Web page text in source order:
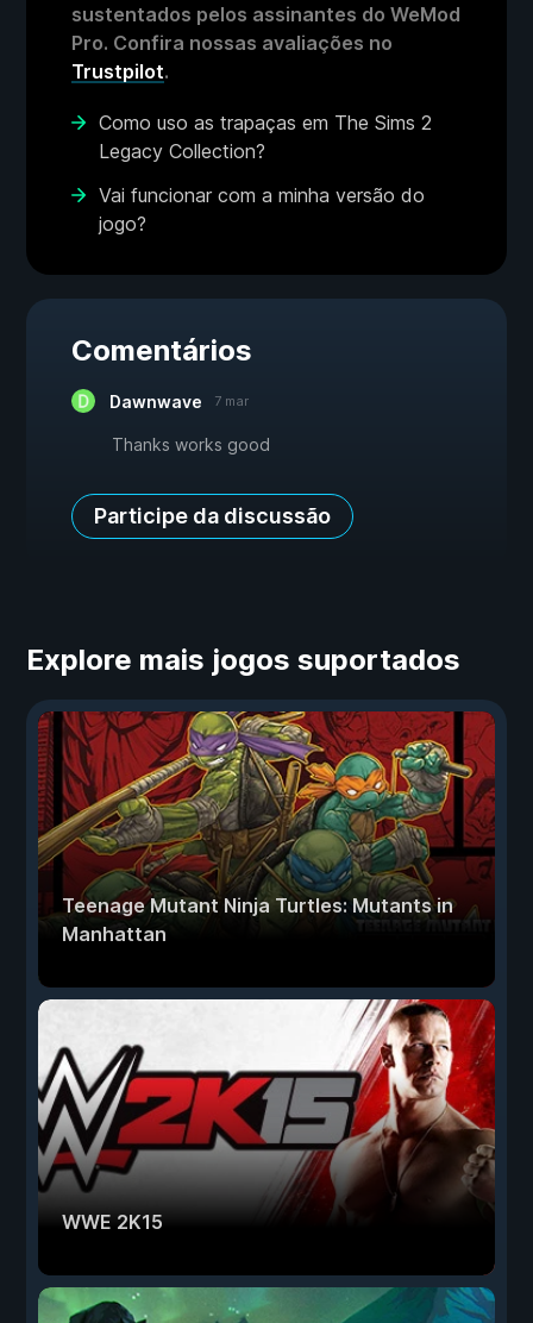
sustentados pelos assinantes do WeMod
Pro. Confira nossas avaliações no
Trustpilot.
Como uso as trapaças em The Sims 2
Legacy Collection?
Vai funcionar com a minha versão do
jogo?
Comentários
Dawnwave 7 mar
Thanks works good
Participe da discussão
Explore mais jogos suportados
Teenage Mutant Ninja Turtles: Mutants in
Manhattan
WWE 2K15